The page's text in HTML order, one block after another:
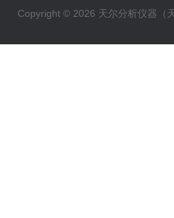
Copyright © 2026 天尔分析仪器（